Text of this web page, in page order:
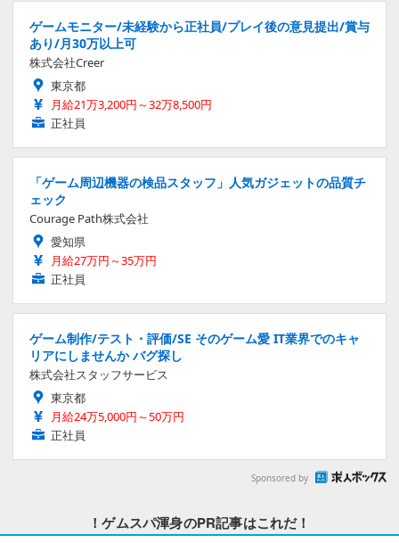
ゲームモニター/未経験から正社員/プレイ後の意見提出/賞与
あり/月30万以上可
株式会社Creer
東京都
月給21万3,200円～32万8,500円
正社員
「ゲーム周辺機器の検品スタッフ」人気ガジェットの品質チ
ェック
Courage Path株式会社
愛知県
月給27万円～35万円
正社員
ゲーム制作/テスト・評価/SE そのゲーム愛 IT業界でのキャ
リアにしませんか バグ探し
株式会社スタッフサービス
東京都
月給24万5,000円～50万円
正社員
Sponsored by
！ゲムスパ渾身のPR記事はこれだ！